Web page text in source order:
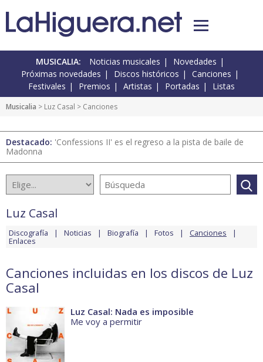
MUSICALIA: Noticias musicales
Novedades
Próximas novedades
Discos históricos
Canciones
Festivales
Premios Artistas Portadas Listas
Musicalia > Luz Casal > Canciones
Destacado: 'Confessions II' es el regreso a la pista de baile de
Madonna
Luz Casal
Discografía Noticias Biografía Fotos Canciones
Enlaces
Canciones incluidas en los discos de Luz
Casal
Luz Casal: Nada es imposible
Me voy a permitir